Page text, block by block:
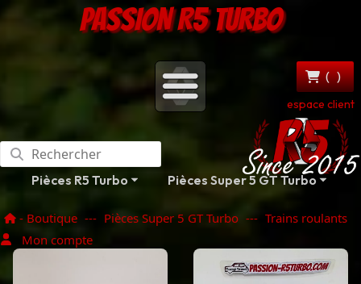
PASSION R5 TURBO
()
espace client
Pièces R5 Turbo Pièces Super 5 GT Turbo
- Boutique --- Pièces Super 5 GT Turbo --- Trains roulants
Mon compte